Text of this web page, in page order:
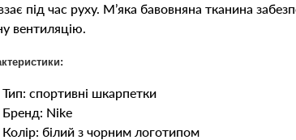
під час руху. М’яка бавовняна тканина
вентиляцію.
Тип: спортивні шкарпетки
Бренд: Nike
Колір: білий з чорним логотипом